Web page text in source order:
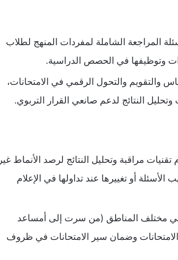
المراجعة الشاملة لمفردات المنهج لطلاب
وتوظيفها في الحصص الدراسية.​
والتحول الرقمي في الامتحانات،
النتائج لدعم صانعي القرار التربوي.​
مراقبة وتحليل النتائج لرصد الأنماط غير
أو تغييرها عند تداولها في الإعلام
في مختلف المناطق (من سرت إلى أمساعد
وضمان سير الامتحانات في ظروف